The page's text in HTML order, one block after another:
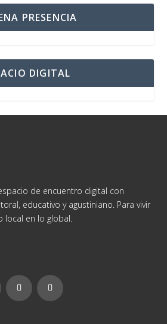
PRESENCIA
DIGITAL
de encuentro digital con
educativo y agustiniano. Para vivir
local en lo global.